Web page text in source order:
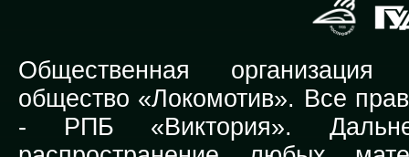
Общественная организация
общество «Локомотив». Все
- РПБ «Виктория».